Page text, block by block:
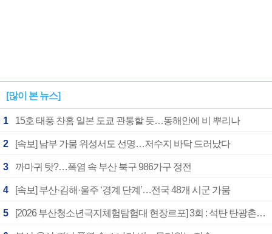
[많이 본 뉴스]
1 15호 태풍 찬홈 일본 도쿄 관통할 듯…동해안에 비 뿌리나
2 [속보] 남부 가뭄 위성서도 선명…저수지 바닥 드러났다
3 까마귀 탓?…폭염 속 부산 북구 986가구 정전
4 [속보] 부산·김해·울주 ‘경계 단계’…전국 48개 시군 가뭄
5 [2026 부산청소년극지체험탐험대 현장르포] 3회 : 석탄 탄광촌에서 북극 연구의 중심지로